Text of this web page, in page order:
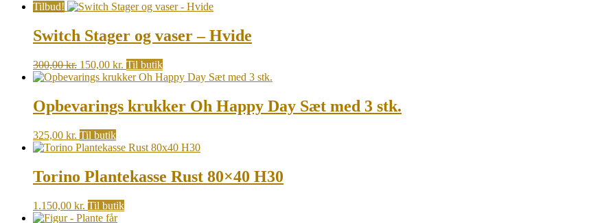
Tilbud!
Switch Stager og vaser – Hvide
300,00kr. Original
price
300,00 kr..
150,00 kr. Current
price
150,00 kr..
Til butik
Opbevarings krukker Oh Happy Day Sæt med 3 stk.
325,00 kr. Til butik
Torino Plantekasse Rust 80×40 H30
1.150,00 kr. Til butik